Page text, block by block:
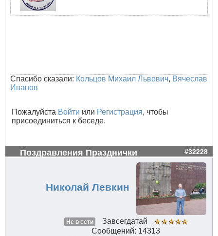
Спасибо сказали: Кольцов Михаил Львович, Вячеслав
Иванов
Пожалуйста Войти или Регистрация, чтобы
присоединиться к беседе.
Поздравления Празднички #32228
Николай Левкин
Не в сети
Завсегдатай
Сообщений: 14313